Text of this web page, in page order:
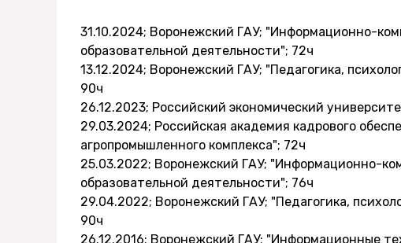
31.10.2024; Воронежский ГАУ; "Информационно-
образовательной деятельности"; 72ч
13.12.2024; Воронежский ГАУ; "Педагогика,
90ч
26.12.2023; Российский экономический
29.03.2024; Российская академия кадрового
агропромышленного комплекса"; 72ч
25.03.2022; Воронежский ГАУ; "Информационно-
образовательной деятельности"; 76ч
29.04.2022; Воронежский ГАУ; "Педагогика,
90ч
26.12.2016; Воронежский ГАУ; "Информационные